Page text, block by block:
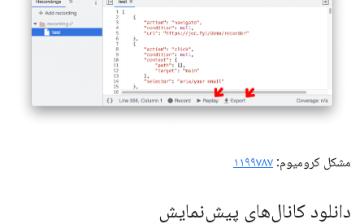
مشکل کرومیوم: ۱۱۹۹۷۸۷
دانلود کانال‌های پیش‌نمایش